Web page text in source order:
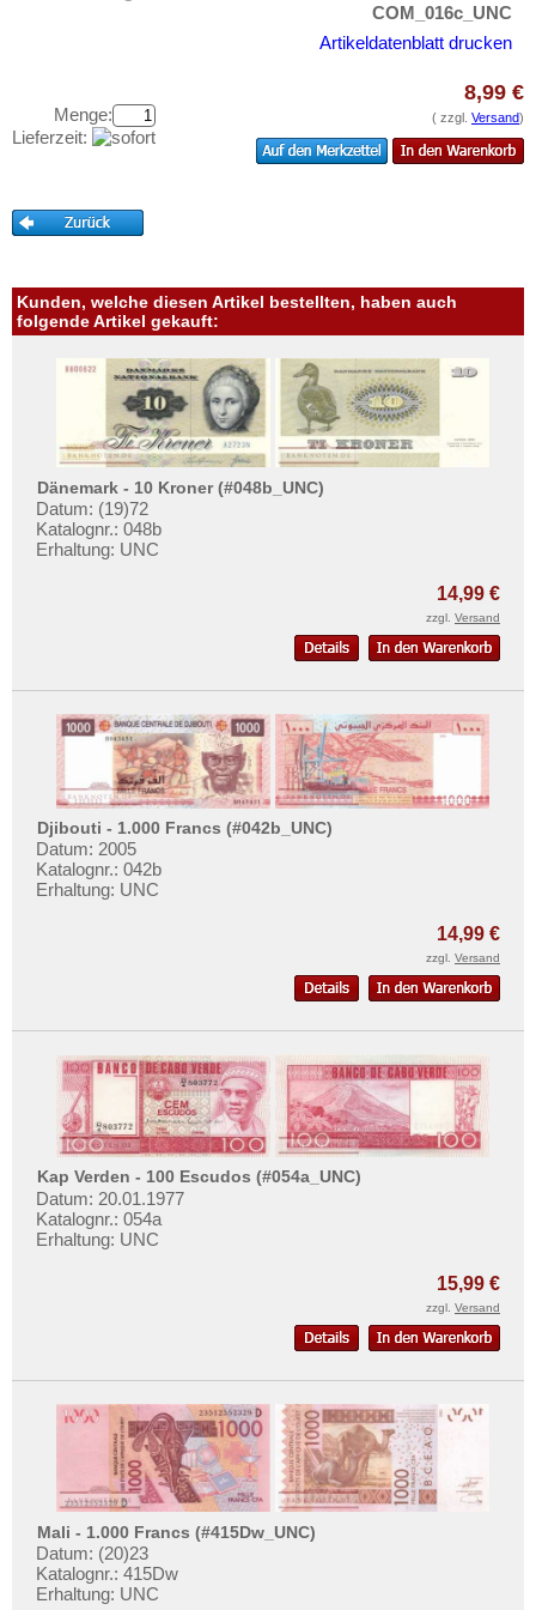
Mauritius
Mozambique
Niger
Ostafrika
Portugiesisch Guinea
Rhodesien
Rhodesien & Nyasaland
Ruanda
Ruanda-Burundi
Sambia
Sao Tome & Principe
Somalia
Somaliland
St. Helena
Süd Sudan
Südafrika
Sudan
Swaziland
Uganda
Westafrikanische Staaten
Zaire
Zentralafrikanische Republik
Zentralafrikanische Staaten
Aufbewahrung
Ihre Bewertungen
Informationen
Erhaltungsgrade
Gratisbanknoten
FAQ
Mehr über...
Liefer- und Versandkosten
AGB
Impressum
COM_016c_UNC
Artikeldatenblatt drucken
Menge:
Lieferzeit:
8,99 €
( zzgl. Versand)
Kunden, welche diesen Artikel bestellten, haben auch
folgende Artikel gekauft:
Dänemark - 10 Kroner (#048b_UNC)
Datum: (19)72
Katalognr.: 048b
Erhaltung: UNC
14,99 €
zzgl. Versand
Djibouti - 1.000 Francs (#042b_UNC)
Datum: 2005
Katalognr.: 042b
Erhaltung: UNC
14,99 €
zzgl. Versand
Kap Verden - 100 Escudos (#054a_UNC)
Datum: 20.01.1977
Katalognr.: 054a
Erhaltung: UNC
15,99 €
zzgl. Versand
Mali - 1.000 Francs (#415Dw_UNC)
Datum: (20)23
Katalognr.: 415Dw
Erhaltung: UNC